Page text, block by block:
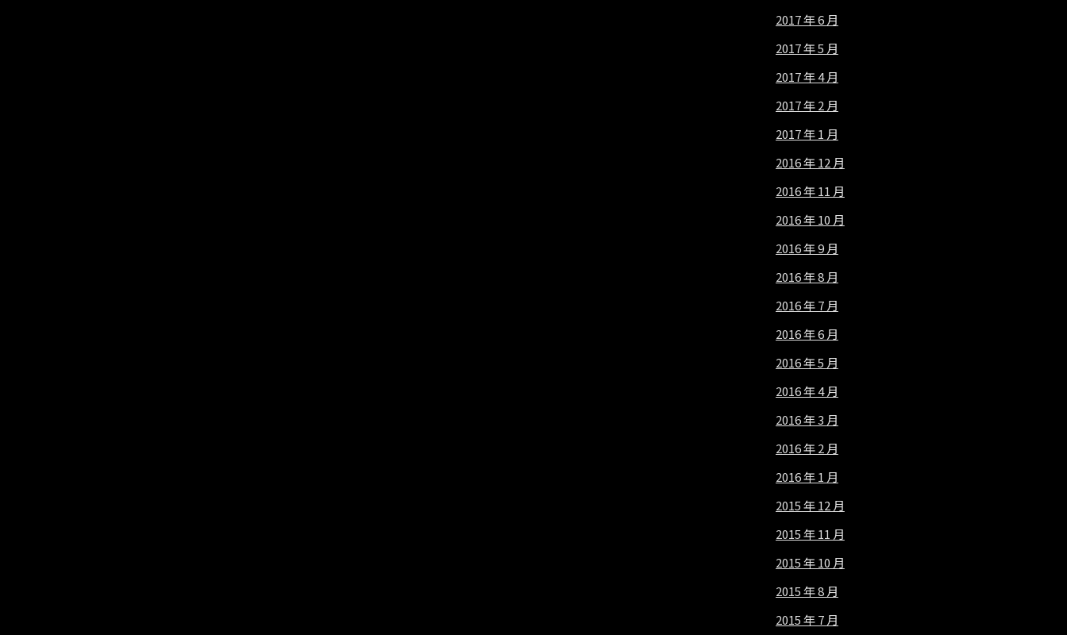
2017 年 6 月
2017 年 5 月
2017 年 4 月
2017 年 2 月
2017 年 1 月
2016 年 12 月
2016 年 11 月
2016 年 10 月
2016 年 9 月
2016 年 8 月
2016 年 7 月
2016 年 6 月
2016 年 5 月
2016 年 4 月
2016 年 3 月
2016 年 2 月
2016 年 1 月
2015 年 12 月
2015 年 11 月
2015 年 10 月
2015 年 8 月
2015 年 7 月